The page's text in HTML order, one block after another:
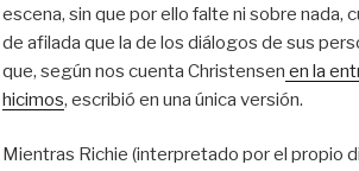
escena, sin que por ello falte ni sobre nada,
de afilada que la de los diálogos de sus
que, según nos cuenta Christensen en la
hicimos, escribió en una única versión.
Mientras Richie (interpretado por el propio